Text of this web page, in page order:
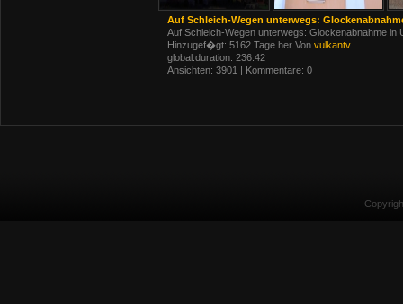
Auf Schleich-Wegen unterwegs:
Auf Schleich-Wegen unterwegs: Glockenabnahme in
Hinzugef�gt: 5162 Tage her Von vulkantv
global.duration: 236.42
Ansichten: 3901 | Kommentare: 0